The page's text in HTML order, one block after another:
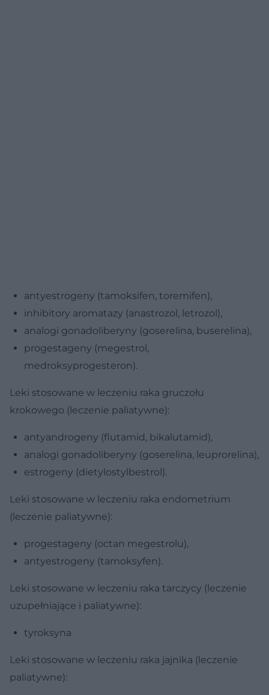
antyestrogeny (tamoksifen, toremifen),
inhibitory aromatazy (anastrozol, letrozol),
analogi gonadoliberyny (goserelina, buserelina),
progestageny (megestrol,
medroksyprogesteron).
Leki stosowane w leczeniu raka gruczołu
krokowego (leczenie paliatywne):
antyandrogeny (flutamid, bikalutamid),
analogi gonadoliberyny (goserelina, leuprorelina),
estrogeny (dietylostylbestrol).
Leki stosowane w leczeniu raka endometrium
(leczenie paliatywne):
progestageny (octan megestrolu),
antyestrogeny (tamoksyfen).
Leki stosowane w leczeniu raka tarczycy (leczenie
uzupełniające i paliatywne):
tyroksyna
Leki stosowane w leczeniu raka jajnika (leczenie
paliatywne):